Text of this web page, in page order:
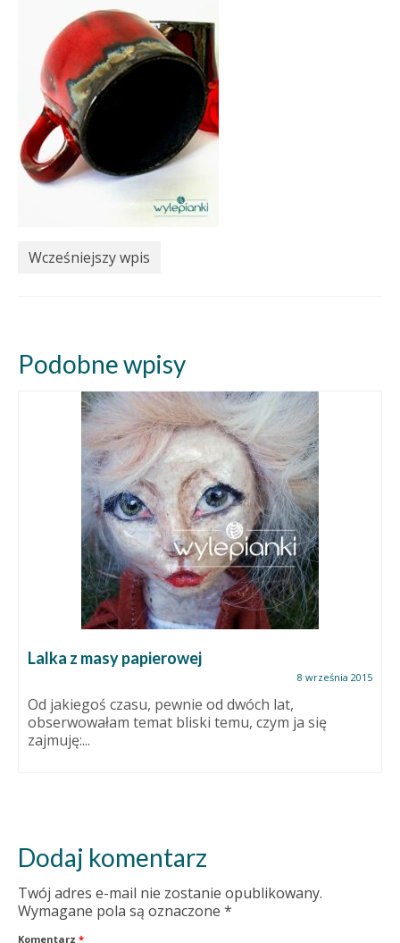
Wcześniejszy wpis
Podobne wpisy
Lalka z masy papierowej
8 września 2015
Od jakiegoś czasu, pewnie od dwóch lat,
obserwowałam temat bliski temu, czym ja się
zajmuję:...
Dodaj komentarz
Twój adres e-mail nie zostanie opublikowany.
Wymagane pola są oznaczone *
Komentarz *